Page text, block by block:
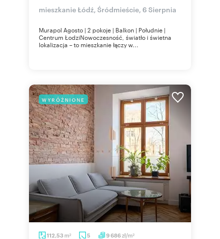
mieszkanie Łódź, Śródmieście, 6 Sierpnia
Murapol Agosto | 2 pokoje | Balkon | Południe |
Centrum ŁodziNowoczesność, światło i świetna
lokalizacja – to mieszkanie łączy w...
WYRÓŻNIONE
112,53 m2 5 9 686zł/m2